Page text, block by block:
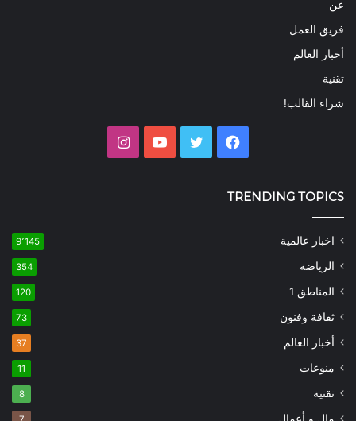
عن
فريق العمل
أخبار العالم
تقنية
شراء القالب!
فيسبوك تويتر يوتيوب
TRENDING TOPICS
اخبار عالمية 9٬145
الرياضة 354
المناطق 1 120
ثقافة وفنون 73
أخبار العالم 37
منوعات 11
تقنية 8